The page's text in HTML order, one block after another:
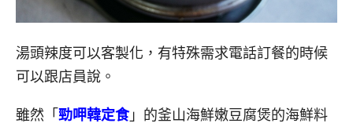
湯頭辣度可以客製化，有特殊需求電話訂餐的時候
可以跟店員說。
雖然「 勁呷韓定食」的釜山海鮮嫩豆腐煲的海鮮料